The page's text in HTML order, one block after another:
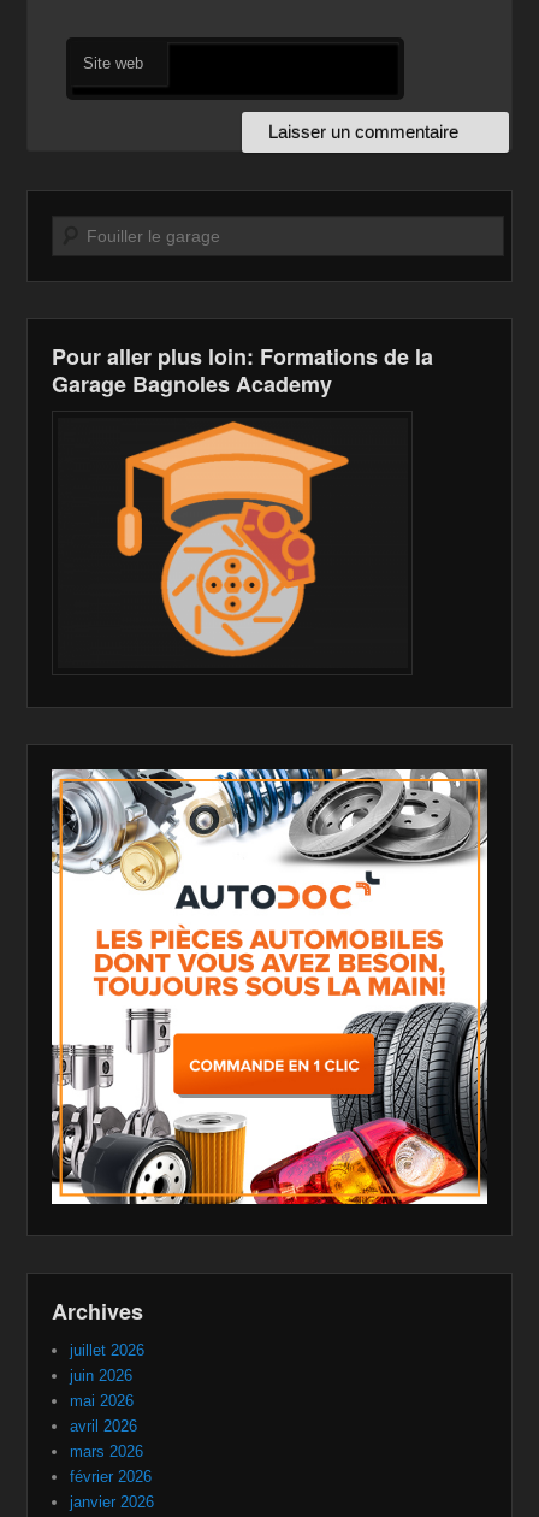
Site web
Recherche
Pour aller plus loin: Formations de la
Garage Bagnoles Academy
Archives
juillet 2026
juin 2026
mai 2026
avril 2026
mars 2026
février 2026
janvier 2026